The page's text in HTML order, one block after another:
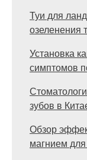
Туи для
озеленения
Установка
симптомов
зубов в
Обзор
магнием